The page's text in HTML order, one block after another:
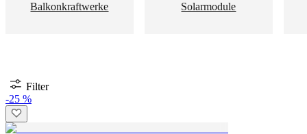
Balkonkraftwerke Solarmodule
Filter
-25 %